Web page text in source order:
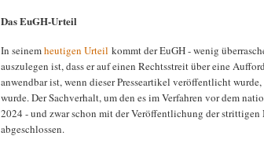
Das EuGH-Urteil
In seinemheutigen Urteil kommt der EuGH - wenig
auszulegen ist, dass er auf einen Rechtsstreit über eine
anwendbar ist, wenn dieser Presseartikel veröffentlicht
wurde. Der Sachverhalt, um den es im Verfahren vor dem
2024 - und zwar schon mit der Veröffentlichung der
abgeschlossen.